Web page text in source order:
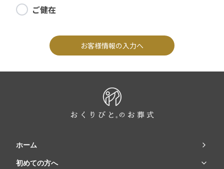
ご健在
お客様情報の入力へ
ホーム
初めての方へ